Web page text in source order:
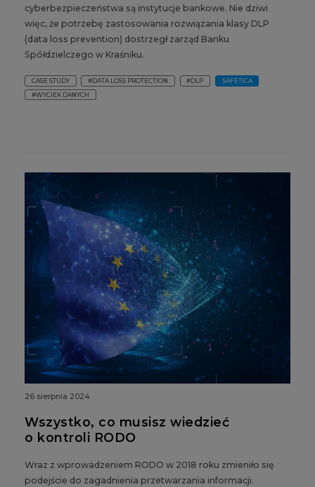
cyberbezpieczeństwa są instytucje bankowe. Nie dziwi
więc, że potrzebę zastosowania rozwiązania klasy DLP
(data loss prevention) dostrzegł zarząd Banku
Spółdzielczego w Kraśniku.
CASE STUDY #DATA LOSS PROTECTION #DLP
SAFETICA
#WYCIEK DANYCH
26 sierpnia 2024
Wszystko, co musisz wiedzieć
o kontroli RODO
Wraz z wprowadzeniem RODO w 2018 roku zmieniło się
podejście do zagadnienia przetwarzania informacji.